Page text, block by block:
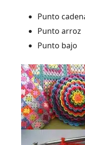
Punto
Punto arroz
Punto bajo